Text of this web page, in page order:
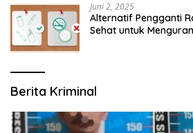
Juni 2, 2025
Alternatif Pengganti
Sehat untuk
Berita Kriminal